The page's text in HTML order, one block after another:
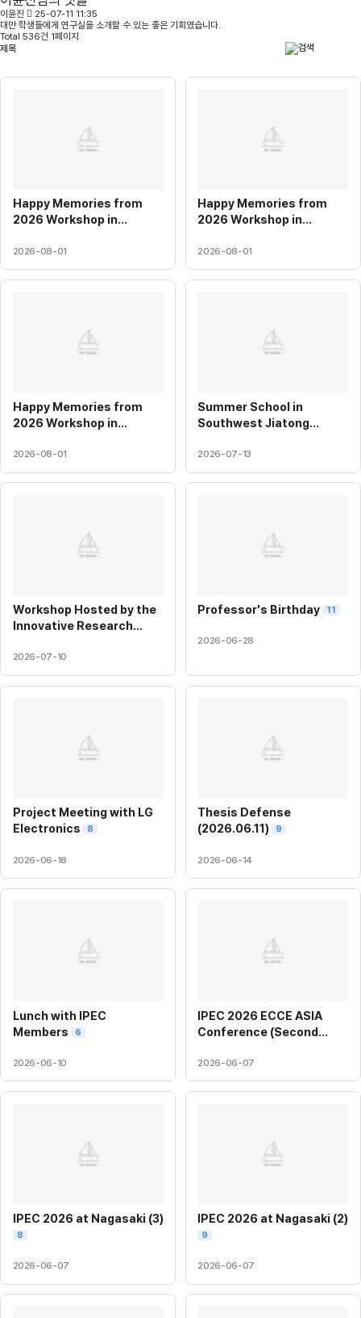
이윤진
25-07-11 11:35
대만 학생들에게 연구실을 소개할 수 있는 좋은 기회였습니다.
Total 536건 1페이지
Happy Memories from
2026 Workshop in
Kyo and PEL Members.
[DAY2-2 and DAY3] 14
2026-08-01
Happy Memories from
2026 Workshop in
Kyo and PEL Members.
[DAY2-1] 15
2026-08-01
Happy Memories from
2026 Workshop in
Kyo and PEL Members.
[DAY1] 15
2026-08-01
Summer School in
Southwest Jiatong
12
2026-07-13
Workshop Hosted by the
Innovative Research
Generation Power
Apparatus Systems
Based on High-Efficiency
2026-07-10
Professor's Birthday 11
2026-06-28
Project Meeting with LG
Electronics
8
2026-06-18
Thesis Defense
(2026.06.11)
9
2026-06-14
Lunch with IPEC
Members
6
2026-06-10
IPEC 2026 ECCE ASIA
Conference (Second
2026-06-07
IPEC 2026 at Nagasaki (3)
8
2026-06-07
IPEC 2026 at Nagasaki (2)
9
2026-06-07